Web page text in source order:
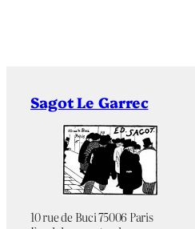
Sagot Le Garrec
10 rue de Buci 75006 Paris